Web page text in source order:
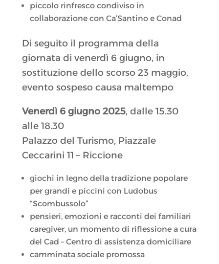
piccolo rinfresco condiviso in
collaborazione con Ca’Santino e Conad
Di seguito il programma della
giornata di venerdì 6 giugno, in
sostituzione dello scorso 23 maggio,
evento sospeso causa maltempo
Venerdì 6 giugno 2025, dalle 15.30
alle 18.30
Palazzo del Turismo, Piazzale
Ceccarini 11 – Riccione
giochi in legno della tradizione popolare
per grandi e piccini con Ludobus
“Scombussolo”
pensieri, emozioni e racconti dei familiari
caregiver, un momento di riflessione a cura
del Cad – Centro di assistenza domiciliare
camminata sociale promossa